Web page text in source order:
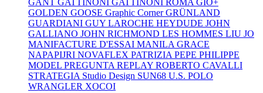
GANT GATTINONI GATTINONI ROMA GIO+
GOLDEN GOOSE Graphic CornerGRÜNLAND
GUARDIANI GUY LAROCHE HEYDUDE JOHN
GALLIANO JOHN RICHMOND LES HOMMES LIU JO
MANIFACTURE D'ESSAI MANILA GRACE
NAPAPIJRI NOVAFLEX PATRIZIA PEPE PHILIPPE
MODEL PREGUNTA REPLAY ROBERTO CAVALLI
STRATEGIA Studio Design SUN68 U.S. POLO
WRANGLER XOCOI